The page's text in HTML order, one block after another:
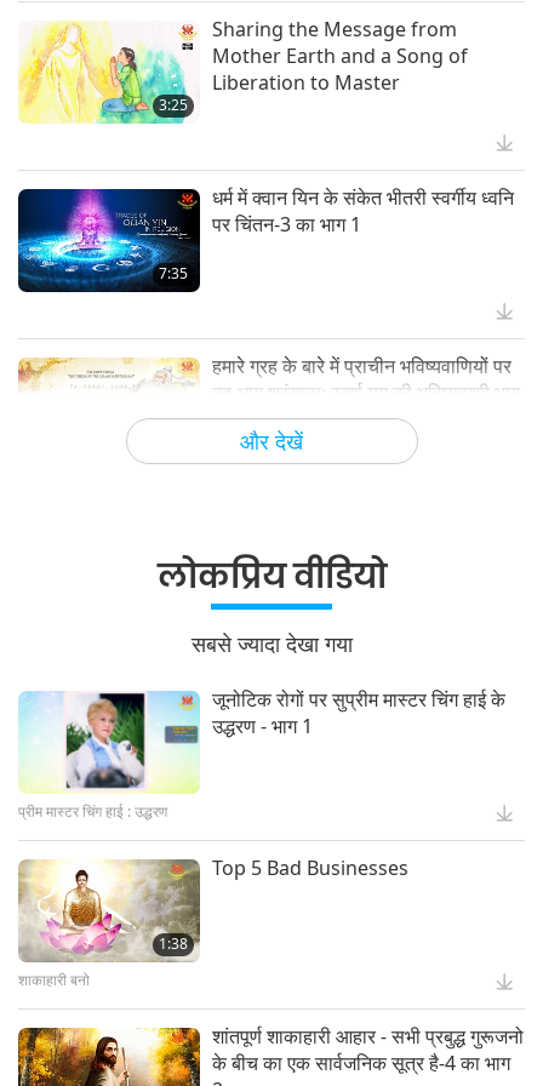
29:12
फ्लाई-इन समाचार
1:20
वीगन पशु-जन अभयारण्य, सांतुआरियो वीगन के
पशु-जन बुधवार सुबह अपने चरागाहों में लौट
आए।
चयनित समाचार
4:17
जब हम परमेश्वर और उनकी सदा प्रवाहित होने
वाली प्रज्ञा से जुड़ते हैं, तो बहुत कुछ संभव हो
जाता है। जब हम केवल अपने अहं पर निर्भर
रहते हैं तो जीवन अक्सर संघर्ष जैसा लगता है।
और देखें
3:25
Sharing the Message from
Mother Earth and a Song of
Liberation to Master
7:35
धर्म में क्वान यिन के संकेत भीतरी स्वर्गीय ध्वनि
पर चिंतन-3 का भाग 1
हमारे ग्रह के बारे में प्राचीन भविष्यवाणियों पर
बहु-भाग श्रृंखला: स्वर्ण युग की भविष्यवाणी भाग
208 -ताओ के महान संत, मास्टर लाओ त्ज़ु
(वीगन) की वापसी पर भविष्यवाणियाँ
महान स्रोत के साथ पुनर्मिलन के लिए जीवित
गुरु को खोजें"
25:21
सुप्रीम मास्टर चिंग हाई (वीगन) के गीत,
रचनाएं, कविता और प्रदर्शन, बहु-भाग श्रृंखला
5:35
Witnessing that Master Was
COP27 में उपस्थित लोगों के लिए सुप्रीम
मास्टर चिंग हाई का संदेश
लोकप्रिय वीडियो
सबसे ज्यादा देखा गया
जूनोटिक रोगों पर सुप्रीम मास्टर चिंग हाई के
उद्धरण - भाग 1
प्रीम मास्टर चिंग हाई : उद्धरण
1:38
Top 5 Bad Businesses
शाकाहारी बनो
शांतपूर्ण शाकाहारी आहार - सभी प्रबुद्ध गुरूजनो
के बीच का एक सार्वजनिक सूत्र है-4 का भाग